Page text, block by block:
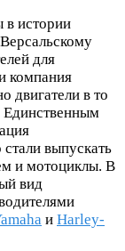
в истории
для
компания
двигатели в то
Единственным
выпускать
и мотоциклы. В
вид
и Harley-